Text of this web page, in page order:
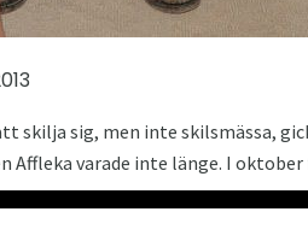
sig, men inte skilsmässa,
varade inte länge. I oktober